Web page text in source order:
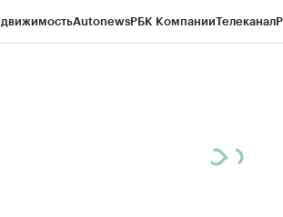
AutonewsРБК КомпанииТелеканал